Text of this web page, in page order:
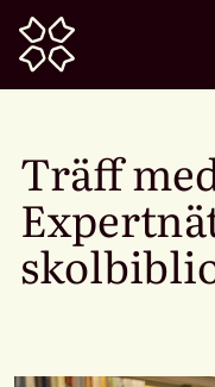
Home
Träff